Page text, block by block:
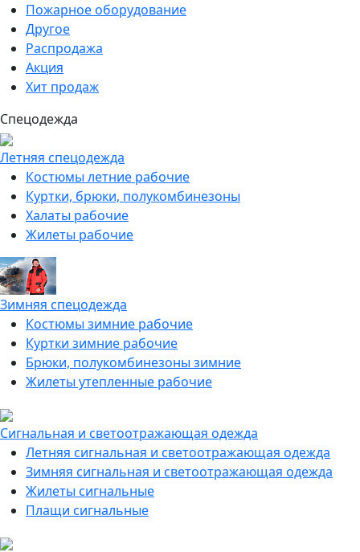
Пожарное оборудование
Другое
Распродажа
Акция
Хит продаж
Спецодежда
Летняя спецодежда
Костюмы летние рабочие
Куртки, брюки, полукомбинезоны
Халаты рабочие
Жилеты рабочие
Зимняя спецодежда
Костюмы зимние рабочие
Куртки зимние рабочие
Брюки, полукомбинезоны зимние
Жилеты утепленные рабочие
Сигнальная и светоотражающая одежда
Летняя сигнальная и светоотражающая одежда
Зимняя сигнальная и светоотражающая одежда
Жилеты сигнальные
Плащи сигнальные